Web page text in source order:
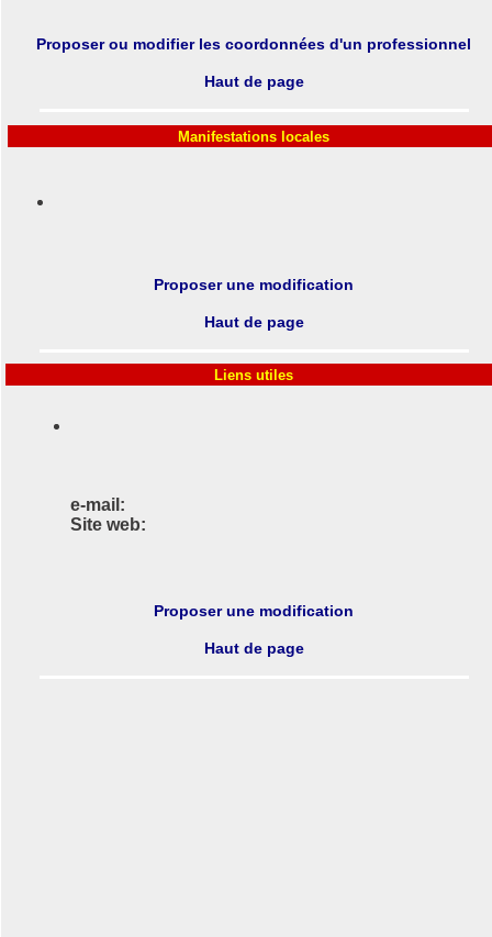
Proposer ou modifier les coordonnées d'un professionnel
Haut de page
Manifestations locales
Proposer une modification
Haut de page
Liens utiles
e-mail:
Site web:
Proposer une modification
Haut de page